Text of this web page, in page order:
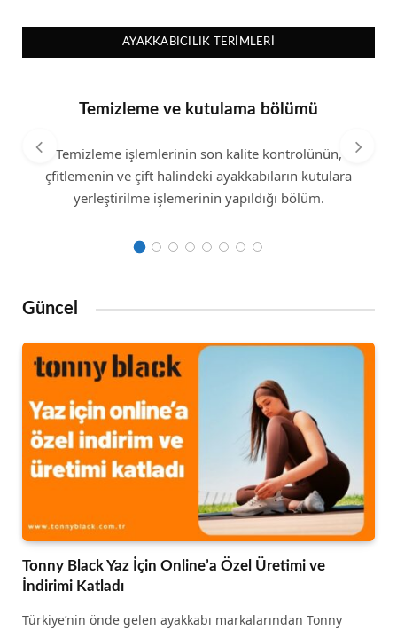
AYAKKABICILIK TERIMLERI
Temizleme ve kutulama bölümü
Temizleme işlemlerinin son kalite kontrolünün,
çfitlemenin ve çift halindeki ayakkabıların kutulara
yerleştirilme işlemerinin yapıldığı bölüm.
Güncel
Tonny Black Yaz İçin Online’a Özel Üretimi ve
İndirimi Katladı
Türkiye’nin önde gelen ayakkabı markalarından Tonny